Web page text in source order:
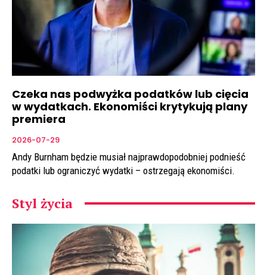
Czeka nas podwyżka podatków lub cięcia
w wydatkach. Ekonomiści krytykują plany
premiera
2026-07-29
Andy Burnham będzie musiał najprawdopodobniej podnieść
podatki lub ograniczyć wydatki – ostrzegają ekonomiści.
Styl życia